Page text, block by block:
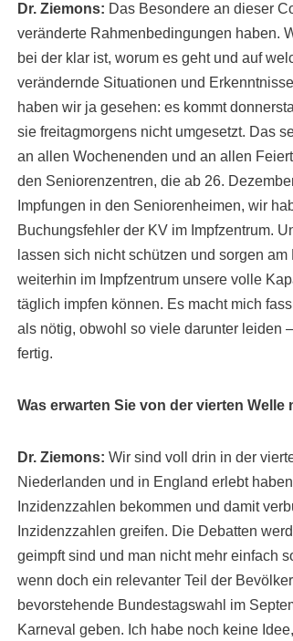
Dr. Ziemons: Das Besondere an dieser
veränderte Rahmenbedingungen haben.
bei der klar ist, worum es geht und auf
verändernde Situationen und
haben wir ja gesehen: es kommt
sie freitagmorgens nicht umgesetzt. Das
an allen Wochenenden und an allen
den Seniorenzentren, die ab 26.
Impfungen in den Seniorenheimen, wir
Buchungsfehler der KV im Impfzentrum.
lassen sich nicht schützen und sorgen
weiterhin im Impfzentrum unsere volle
täglich impfen können. Es macht mich
als nötig, obwohl so viele darunter leiden
fertig.
Was erwarten Sie von der vierten Welle
Dr. Ziemons: Wir sind voll drin in der
Niederlanden und in England erlebt
Inzidenzzahlen bekommen und damit
Inzidenzzahlen greifen. Die Debatten
geimpft sind und man nicht mehr einfach
wenn doch ein relevanter Teil der
bevorstehende Bundestagswahl im
Karneval geben. Ich habe noch keine